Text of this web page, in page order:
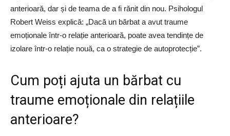
anterioară, dar și de teama de a fi rănit din nou. Psihologul
Robert Weiss explică: „Dacă un bărbat a avut traume
emoționale într-o relație anterioară, poate avea tendințe de
izolare într-o relație nouă, ca o strategie de autoprotecție”.
Cum poți ajuta un bărbat cu
traume emoționale din relațiile
anterioare?